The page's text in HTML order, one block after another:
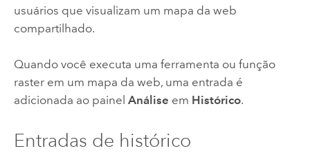
usuários que visualizam um mapa da web
compartilhado.
Quando você executa uma ferramenta ou função
raster em um mapa da web, uma entrada é
adicionada ao painel Análise em Histórico.
Entradas de histórico